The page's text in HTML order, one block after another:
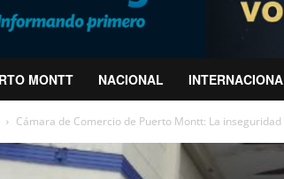
MONTT NACIONAL
Cámara de Comercio de Puerto Montt: La